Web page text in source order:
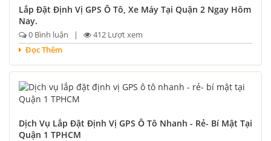
Lắp Đặt Định Vị GPS Ô Tô, Xe Máy Tại Quận 2 Ngay Hôm
Nay.
0 Bình luận |
412 Lượt xem
Đọc Thêm
Dịch Vụ Lắp Đặt Định Vị GPS Ô Tô Nhanh - Rẻ- Bí Mật Tại
Quận 1 TPHCM